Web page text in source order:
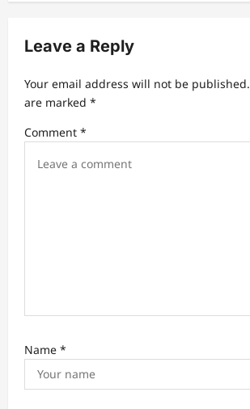
g
a
t
i
Leave a Reply
Your email address will not be published.
are marked *
Comment *
Name *